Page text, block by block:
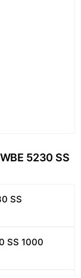
5230 SS
SS
SS 1000